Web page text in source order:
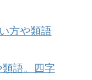
方や類語
類語。四字